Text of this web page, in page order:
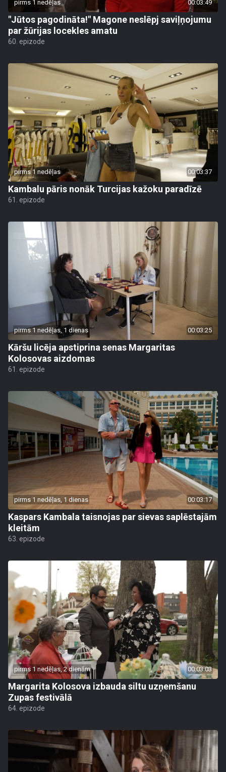
pirms 1 nedēļas 00:03:49
"Jūtos pagodināta!" Magone neslēpj saviļņojumu
par žūrijas locekles amatu
60. epizode
pirms 1 nedēļas 00:03:37
Kambalu pāris nonāk Turcijas kažoku paradīzē
61. epizode
pirms 1 nedēļas, 1 dienas 00:03:25
Kāršu licēja apstiprina senas Margaritas
Kolosovas aizdomas
61. epizode
pirms 1 nedēļas, 1 dienas 00:03:17
Kaspars Kambala taisnojas par sievas saplēstajām
kleitām
63. epizode
pirms 1 nedēļas, 2 dienām 00:03:03
Margarita Kolosova izbauda siltu uzņemšanu
Zupas festivālā
64. epizode